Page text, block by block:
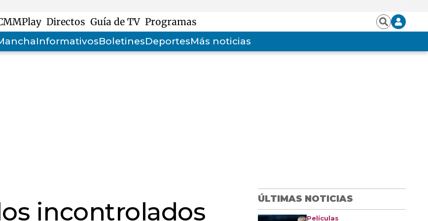
Directos Guía de TV Programas BuscarIniciar
sesión
InformativosBoletinesDeportesMás noticias
incontrolados ÚLTIMAS NOTICIAS
Películas